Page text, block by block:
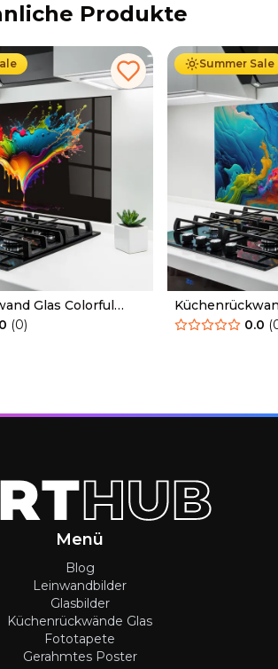
Produkte
Glas Colorful
(0)
Summer Sale
Floating
0.0 (
Menü
Blog
Leinwandbilder
Glasbilder
Küchenrückwände Glas
Fototapete
Gerahmtes Poster